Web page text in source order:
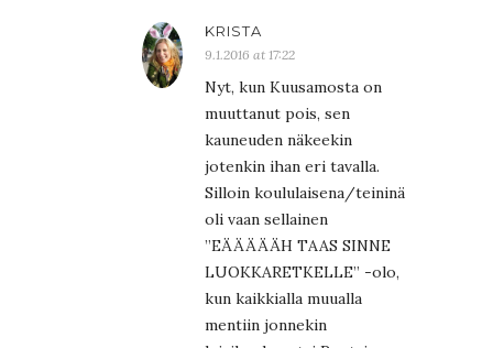
KRISTA
9.1.2016 at 17:22
Nyt, kun Kuusamosta on
muuttanut pois, sen
kauneuden näkeekin
jotenkin ihan eri tavalla.
Silloin koululaisena/teininä
oli vaan sellainen
”EÄÄÄÄÄH TAAS SINNE
LUOKKARETKELLE” -olo,
kun kaikkialla muualla
mentiin jonnekin